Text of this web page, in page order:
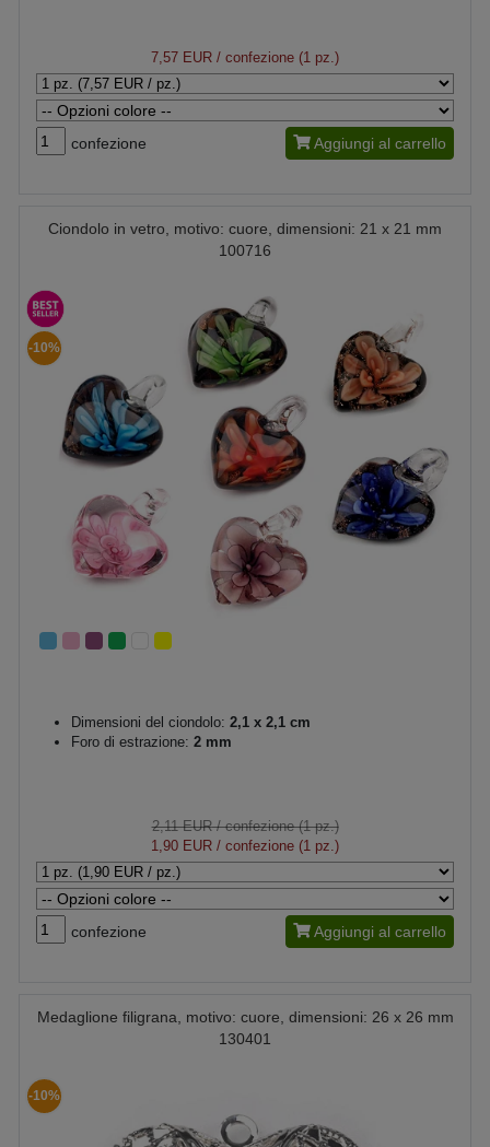
7,57 EUR / confezione (1 pz.)
confezione Aggiungi al carrello
Ciondolo in vetro, motivo: cuore, dimensioni: 21 x 21 mm
100716
-10%
Dimensioni del ciondolo: 2,1 x 2,1 cm
Foro di estrazione: 2 mm
2,11 EUR/ confezione (1 pz.)
1,90 EUR / confezione (1 pz.)
confezione Aggiungi al carrello
Medaglione filigrana, motivo: cuore, dimensioni: 26 x 26 mm
130401
-10%